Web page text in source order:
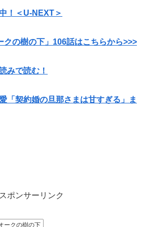
！＜U-NEXT＞
クの樹の下」106話はこちらから>>>
みで読む！
「契約婚の旦那さまは甘すぎる」ま
スポンサーリンク
ークの樹の下